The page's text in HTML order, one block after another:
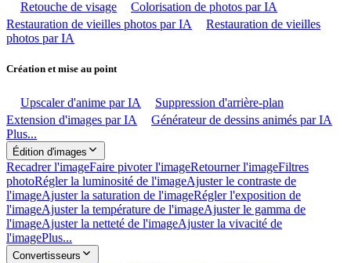
Retouche de visage
Colorisation de photos par IA
Restauration de vieilles photos par IA
Restauration de vieilles
photos par IA
Création et mise au point
Upscaler d'anime par IA
Suppression d'arrière-plan
Extension d'images par IA
Générateur de dessins animés par IA
Plus...
Édition d'images
Recadrer l'imageFaire pivoter l'imageRetourner l'imageFiltres
photoRégler la luminosité de l'imageAjuster le contraste de
l'imageAjuster la saturation de l'imageRégler l'exposition de
l'imageAjuster la température de l'imageAjuster le gamma de
l'imageAjuster la netteté de l'imageAjuster la vivacité de
l'imagePlus...
Convertisseurs